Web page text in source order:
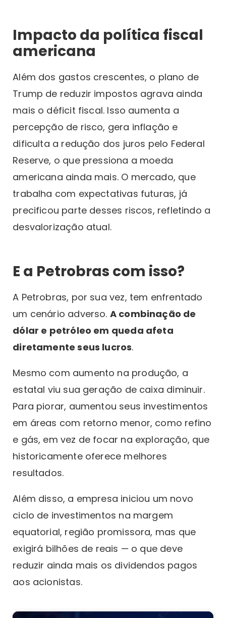
Impacto da política fiscal
americana
Além dos gastos crescentes, o plano de
Trump de reduzir impostos agrava ainda
mais o déficit fiscal. Isso aumenta a
percepção de risco, gera inflação e
dificulta a redução dos juros pelo Federal
Reserve, o que pressiona a moeda
americana ainda mais. O mercado, que
trabalha com expectativas futuras, já
precificou parte desses riscos, refletindo a
desvalorização atual.
E a Petrobras com isso?
A Petrobras, por sua vez, tem enfrentado
um cenário adverso. A combinação de
dólar e petróleo em queda afeta
diretamente seus lucros.
Mesmo com aumento na produção, a
estatal viu sua geração de caixa diminuir.
Para piorar, aumentou seus investimentos
em áreas com retorno menor, como refino
e gás, em vez de focar na exploração, que
historicamente oferece melhores
resultados.
Além disso, a empresa iniciou um novo
ciclo de investimentos na margem
equatorial, região promissora, mas que
exigirá bilhões de reais — o que deve
reduzir ainda mais os dividendos pagos
aos acionistas.